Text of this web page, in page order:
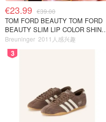
€23.99 €39.00
TOM FORD BEAUTY TOM FORD
BEAUTY SLIM LIP COLOR SHINE
口红 open back色
Breuninger 2011人感兴趣
3